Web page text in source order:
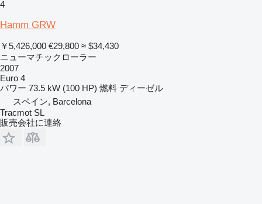
4
Hamm GRW
￥5,426,000 €29,800 ≈ $34,430
ニューマチックローラー
2007
Euro 4
パワー 73.5 kW (100 HP) 燃料 ディーゼル
スペイン, Barcelona
Tracmot SL
販売会社に連絡